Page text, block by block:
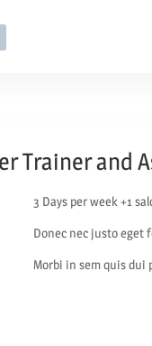
Trainer and
3 Days per week +1
Donec nec justo eget
Morbi in sem quis dui